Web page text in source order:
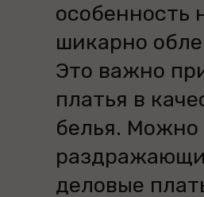
шикарно
Это важно
платья в
белья. Можно
деловые